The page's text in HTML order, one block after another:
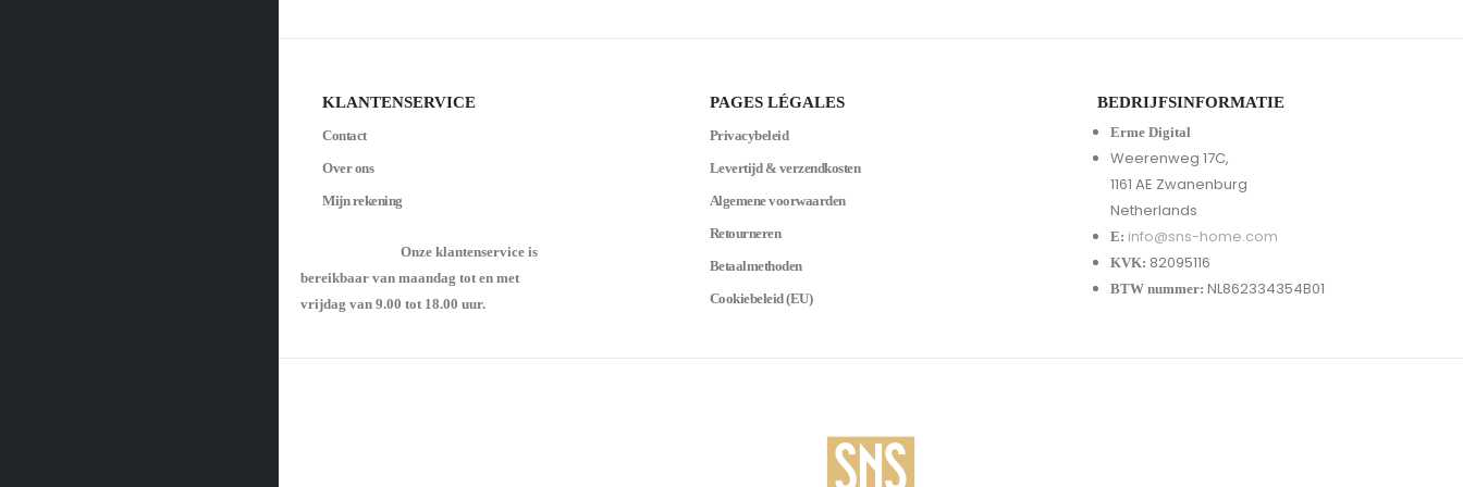
KLANTENSERVICE
Contact
Over ons
Mijn rekening
Onze klantenservice is
bereikbaar van maandag tot en met
vrijdag van 9.00 tot 18.00 uur.
PAGES LÉGALES
Privacybeleid
Levertijd & verzendkosten
Algemene voorwaarden
Retourneren
Betaalmethoden
Cookiebeleid (EU)
BEDRIJFSINFORMATIE
Erme Digital
Weerenweg 17C,
1161 AE Zwanenburg
Netherlands
E: info@sns-home.com
KVK: 82095116
BTW nummer: NL862334354B01